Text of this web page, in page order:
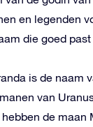
en legenden
die goed
is de naam
van
de maan